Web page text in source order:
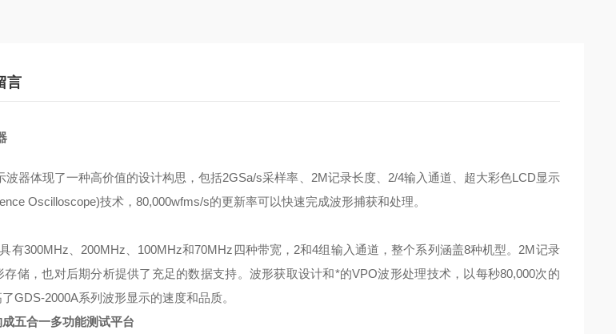
言
波器体现了一种高价值的设计构思，包括2GSa/s采样率、2M记录长度、2/4输入通道、超大彩色LCD显示
Oscilloscope)技术，80,000wfms/s的更新率可以快速完成波形捕获和处理。
300MHz、200MHz、100MHz和70MHz四种带宽，2和4组输入通道，整个系列涵盖8种机型。2M记录
储，也对后期分析提供了充足的数据支持。波形获取设计和*的VPO波形处理技术，以每秒80,000次的
GDS-2000A系列波形显示的速度和品质。
五合一多功能测试平台